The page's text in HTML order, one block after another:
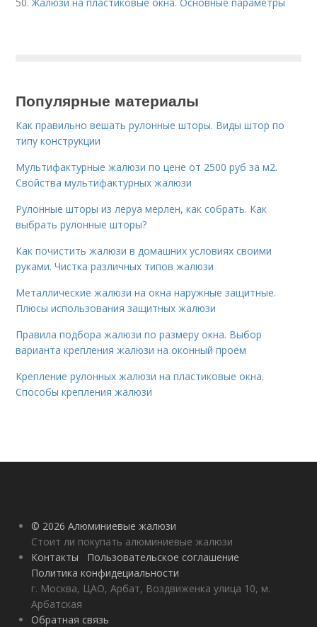
Популярные материалы
Как правильно вешать рулонные шторы. Виды штор по
типу конструкции
Мультифактурные жалюзи по цене от 2500 руб за м2.
Свойства мультифактурных жалюзи
Рулонные шторы из леруа мерлен, как собрать. Как
выбрать рулонные шторы?
Как почистить жалюзи в домашних условиях своими
руками. Чистка различных типов жалюзи
Металлические жалюзи на окна наружные защитные.
Плюсы использования защитных жалюзи
Правила подбора жалюзи по размеру окна. Выбор
варианта крепления жалюзи на оконный проем
Крепление рулонных жалюзи на пластиковые окна.
Способы крепления жалюзи
© 2026 Алюминиевые жалюзи
Стоит ли покупать алюминиевые жалюзи
Контакты
Пользовательское соглашение
Политика конфидециальности
г. Москва, ЦАО, Арбат, Воздвиженка улица 10, м.
Арбатская
Обратная связь